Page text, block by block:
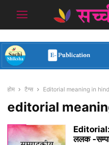
होम टैग्स Editorial meaning in
editorial
Editorial:
ललक -